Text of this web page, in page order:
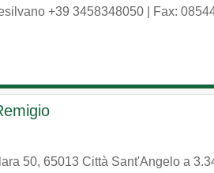
+39 3458348050 | Fax:
50, 65013 Città Sant'Angelo a